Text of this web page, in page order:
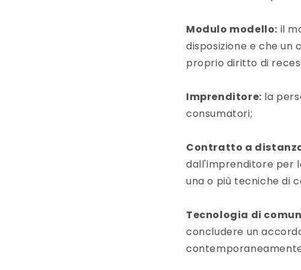
Modulo modello: il
disposizione e che
proprio diritto di
Imprenditore: la
consumatori;
Contratto a
dall'imprenditore per
una o più tecniche di
Tecnologia di
concludere un